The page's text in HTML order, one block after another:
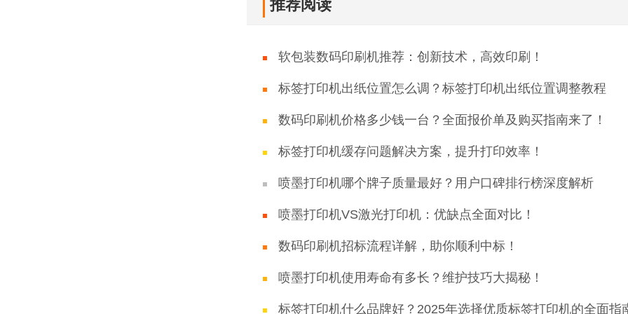
推荐阅读
软包装数码印刷机推荐：创新技术，高效印刷！
标签打印机出纸位置怎么调？标签打印机出纸位置调整教程
数码印刷机价格多少钱一台？全面报价单及购买指南来了！
标签打印机缓存问题解决方案，提升打印效率！
喷墨打印机哪个牌子质量最好？用户口碑排行榜深度解析
喷墨打印机VS激光打印机：优缺点全面对比！
数码印刷机招标流程详解，助你顺利中标！
喷墨打印机使用寿命有多长？维护技巧大揭秘！
标签打印机什么品牌好？2025年选择优质标签打印机的全面指